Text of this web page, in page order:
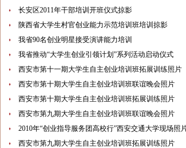
长安区2011年干部培训开班仪式掠影
陕西省大学生村官创业能力示范培训班培训掠影
我省90名创业明星接受演讲能力培训
我省推动“大学生创业引领计划”系列活动启动仪式
西安市第十一期大学生自主创业培训班拓展训练照片
西安市第十期大学生自主创业培训班联谊晚会照片
西安市第十期大学生自主创业培训班拓展训练照片
西安市第九期大学生自主创业培训班联谊晚会照片
2010年“创业指导服务团高校行”西安交通大学现场照
西安市第九期大学生自主创业培训班拓展训练照片